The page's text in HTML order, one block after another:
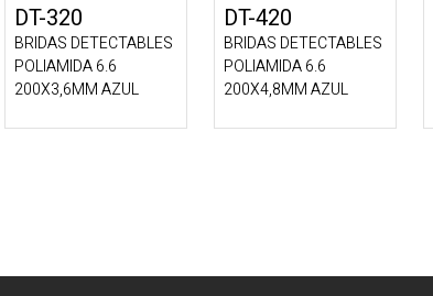
DT-320
BRIDAS DETECTABLES
POLIAMIDA 6.6
200X3,6MM AZUL
DT-420
BRIDAS DETECTABLES
POLIAMIDA 6.6
200X4,8MM AZUL